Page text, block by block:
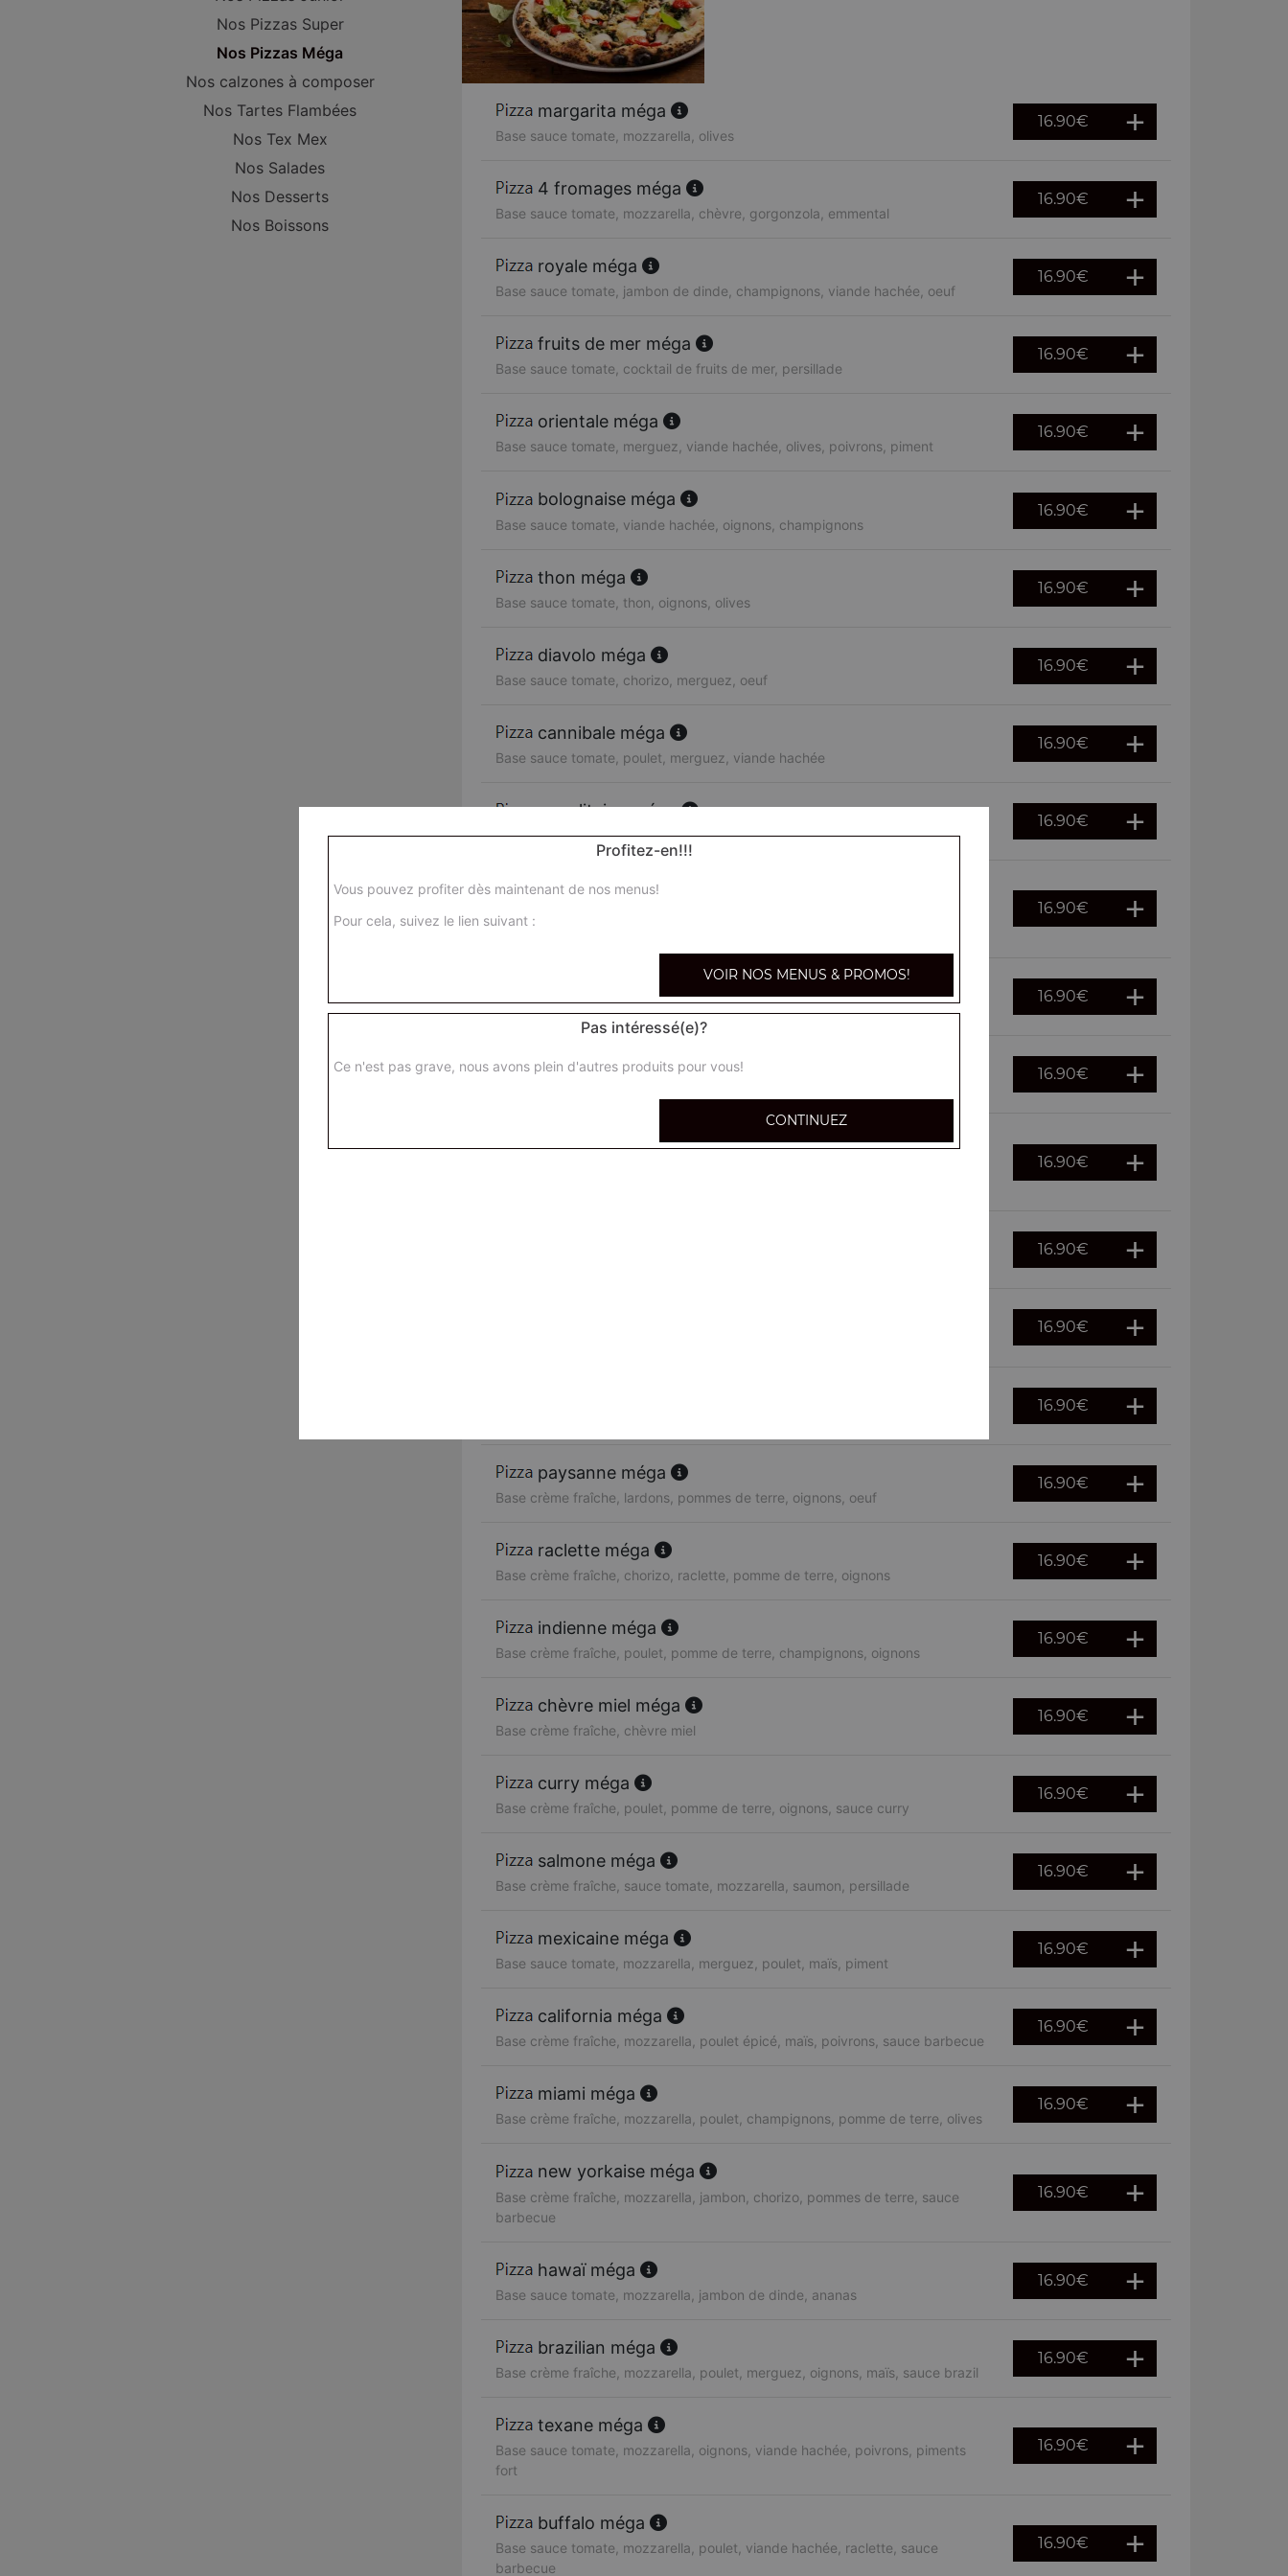
Nos Pizzas Super
Nos Pizzas Méga
Nos calzones à composer
Nos Tartes Flambées
Nos Tex Mex
Nos Salades
Nos Desserts
Nos Boissons
margarita méga
Base sauce tomate, mozzarella, olives
16.90€
4 fromages méga
Base sauce tomate, mozzarella, chèvre, gorgonzola, emmental
16.90€
royale méga
Base sauce tomate, jambon de dinde, champignons, viande hachée, oeuf
16.90€
fruits de mer méga
Base sauce tomate, cocktail de fruits de mer, persillade
16.90€
orientale méga
Base sauce tomate, merguez, viande hachée, olives, poivrons, piment
16.90€
bolognaise méga
Base sauce tomate, viande hachée, oignons, champignons
16.90€
thon méga
Base sauce tomate, thon, oignons, olives
16.90€
diavolo méga
Base sauce tomate, chorizo, merguez, oeuf
16.90€
cannibale méga
Base sauce tomate, poulet, merguez, viande hachée
16.90€
napolitaine méga
Base sauce tomate, anchois, olives
16.90€
4 saisons méga
Base sauce tomate, tomates cerises, poivrons, maïs, olives, oignons,
16.90€
Base sauce tomate, poulet, merguez, oignons, sauce samouraï
16.90€
spania méga
16.90€
16.90€
16.90€
16.90€
16.90€
paysanne méga
Base crème fraîche, lardons, pommes de terre, oignons, oeuf
16.90€
raclette méga
Base crème fraîche, chorizo, raclette, pomme de terre, oignons
16.90€
indienne méga
Base crème fraîche, poulet, pomme de terre, champignons, oignons
16.90€
chèvre miel méga
Base crème fraîche, chèvre miel
16.90€
curry méga
Base crème fraîche, poulet, pomme de terre, oignons, sauce curry
16.90€
salmone méga
Base crème fraîche, sauce tomate, mozzarella, saumon, persillade
16.90€
mexicaine méga
Base sauce tomate, mozzarella, merguez, poulet, maïs, piment
16.90€
california méga
Base crème fraîche, mozzarella, poulet épicé, maïs, poivrons, sauce barbecue
16.90€
miami méga
Base crème fraîche, mozzarella, poulet, champignons, pomme de terre, olives
16.90€
new yorkaise méga
Base crème fraîche, mozzarella, jambon, chorizo, pommes de terre, sauce
barbecue
16.90€
hawaï méga
Base sauce tomate, mozzarella, jambon de dinde, ananas
16.90€
brazilian méga
Base crème fraîche, mozzarella, poulet, merguez, oignons, maïs, sauce brazil
16.90€
texane méga
Base sauce tomate, mozzarella, oignons, viande hachée, poivrons, piments
fort
16.90€
buffalo méga
Base sauce tomate, mozzarella, poulet, viande hachée, raclette, sauce
barbecue
16.90€
Profitez-en!!!
Vous pouvez profiter dès maintenant de nos menus!
Pour cela, suivez le lien suivant :
VOIR NOS MENUS & PROMOS!
Pas intéressé(e)?
Ce n'est pas grave, nous avons plein d'autres produits pour vous!
CONTINUEZ